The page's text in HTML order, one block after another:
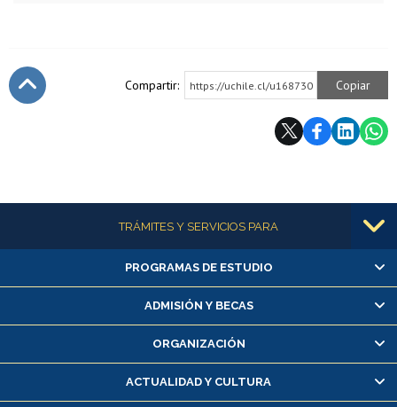
Compartir: https://uchile.cl/u168730 Copiar
Más informaciónTRÁMITES Y SERVICIOS PARA
Alumnas/os y exalumnas/os
Matrícula en línea
Inscripción y cambio de asignaturas
Consulta y certificado de notas
Servicio médico y dental
PROGRAMAS DE ESTUDIO
ADMISIÓN Y BECAS
ORGANIZACIÓN
ACTUALIDAD Y CULTURA